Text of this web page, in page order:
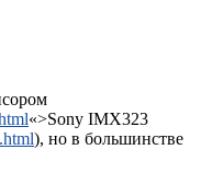
«>Sony IMX323
), но в большинстве